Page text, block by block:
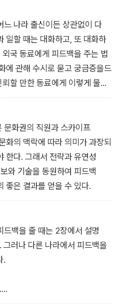
일인 상사가잘못을 직설적
너무 심하다고여기는 반면, 긍
국인들의 성향은독일인 입장에
는 태도로 비칠 수도 있다.
방법은 다를 수밖에 없다
나라 출신이든 상관없이 다
일할 때는 대화하고, 또 대화하
국 동료에게 피드백을 주는 법
에 관해 수시로 묻고 궁금증을드
할 만한 동료에게 이렇게 물어
리진 않나요?˝ ˝당신들은 어
호기심을 많이 드러낼수록 피
문화권의 직원과 스카이프
화의 맥락에 따라 의미가 과장되
한다. 그래서 전략과 유연성
와 기술을 동원하여 피드백
좋은 결과를 얻을 수 있다.
백을 줄 때는 2장에서 설명
러나 다른 나라에서 피드백을
.